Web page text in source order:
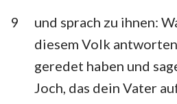
9
und sprach zu ihnen:
diesem Volk
geredet haben und
Joch, das dein Vater